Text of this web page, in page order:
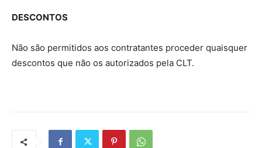
DESCONTOS
Não são permitidos aos contratantes proceder quaisquer
descontos que não os autorizados pela CLT.